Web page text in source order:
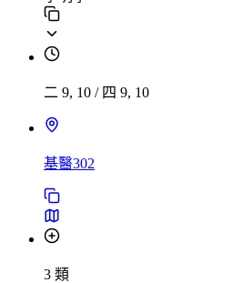
二 9, 10 / 四 9, 10
基醫302
3 類